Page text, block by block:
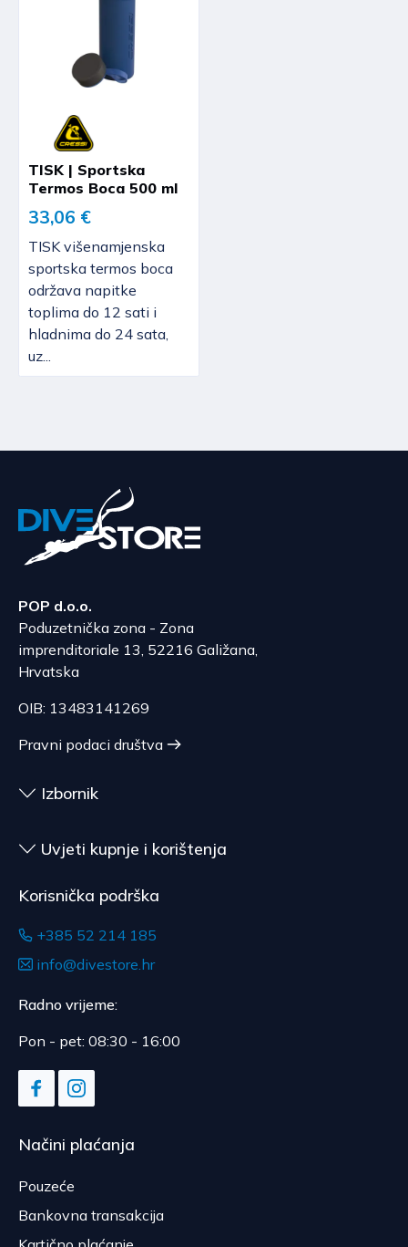
TISK | Sportska
Termos Boca 500 ml
33,06 €
TISK višenamjenska
sportska termos boca
održava napitke
toplima do 12 sati i
hladnima do 24 sata,
uz...
POP d.o.o.
Poduzetnička zona - Zona
imprenditoriale 13, 52216 Galižana,
Hrvatska
OIB: 13483141269
Pravni podaci društva
Izbornik
Uvjeti kupnje i korištenja
Korisnička podrška
+385 52 214 185
info@divestore.hr
Radno vrijeme:
Pon - pet: 08:30 - 16:00
Načini plaćanja
Pouzeće
Bankovna transakcija